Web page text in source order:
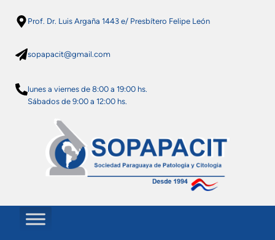
Prof. Dr. Luis Argaña 1443 e/ Presbítero Felipe León
sopapacit@gmail.com
lunes a viernes de 8:00 a 19:00 hs.
Sábados de 9:00 a 12:00 hs.